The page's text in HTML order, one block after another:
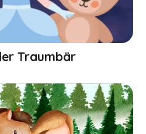
Traumbär